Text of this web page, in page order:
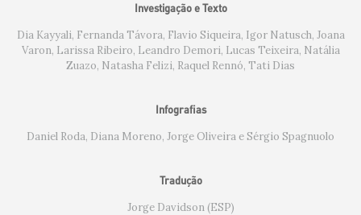
Investigação e Texto
Dia Kayyali, Fernanda Távora, Flavio Siqueira, Igor Natusch, Joana
Varon, Larissa Ribeiro, Leandro Demori, Lucas Teixeira, Natália
Zuazo, Natasha Felizi, Raquel Rennó, Tati Dias
Infografias
Daniel Roda, Diana Moreno, Jorge Oliveira e Sérgio Spagnuolo
Tradução
Jorge Davidson (ESP)